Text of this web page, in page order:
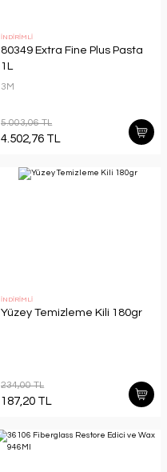
İNDİRİMLİ
80349 Extra Fine Plus Pasta
1L
3M
5.003,06 TL
4.502,76 TL
İNDİRİMLİ
Yüzey Temizleme Kili 180gr
234,00 TL
187,20 TL